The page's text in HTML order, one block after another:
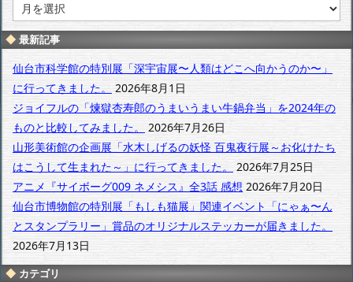
別
ア
ー
カ
イ
ブ
最新記事
仙台市科学館の特別展「深宇宙展〜人類はどこへ向かうのか〜」
に行ってきました。
2026年8月1日
ジョイフルの「煉獄杏寿郎のうまいうまい牛鍋弁当」を2024年の
ものと比較してみました。 2026年7月26日
山形美術館の企画展「水木しげるの妖怪 百鬼夜行展～お化けたち
はこうして生まれた～」に行ってきました。 2026年7月25日
アニメ『サイボーグ009 ネメシス』全3話 感想 2026年7月20日
仙台市博物館の特別展「もしも猫展」関連イベント「にゃぁ〜ん
とスタンプラリー」賞品のオリジナルステッカーが届きました。
2026年7月13日
カテゴリ